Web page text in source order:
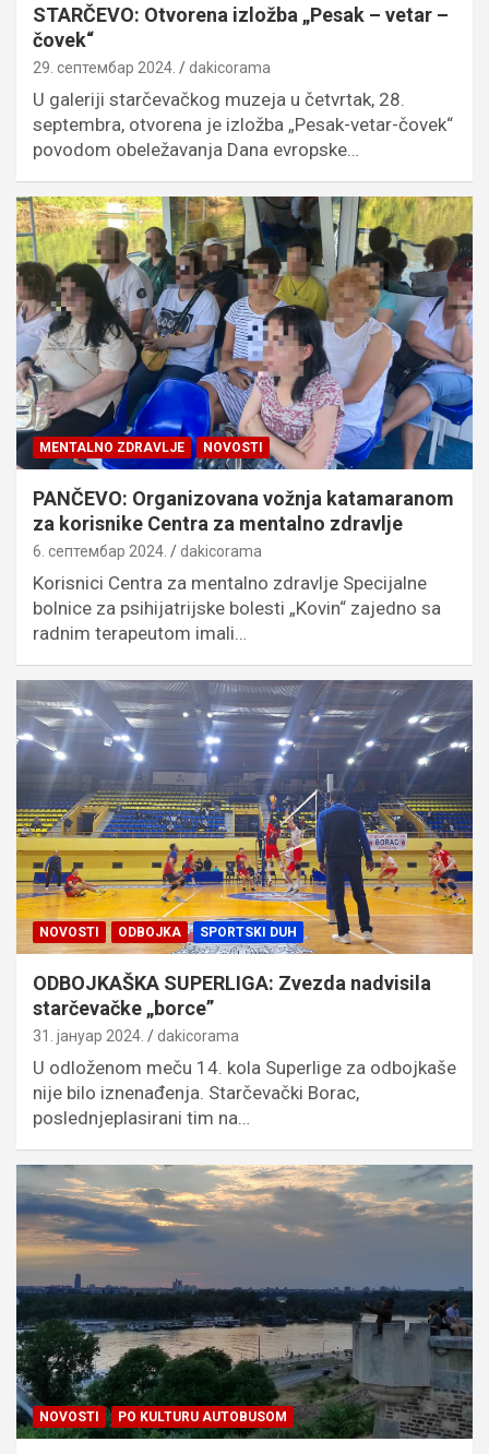
STARČEVO: Otvorena izložba „Pesak – vetar –
čovek“
29. септембар 2024. dakicorama
U galeriji starčevačkog muzeja u četvrtak, 28.
septembra, otvorena je izložba „Pesak-vetar-čovek“
povodom obeležavanja Dana evropske…
MENTALNO ZDRAVLJE NOVOSTI
PANČEVO: Organizovana vožnja katamaranom
za korisnike Centra za mentalno zdravlje
6. септембар 2024. dakicorama
Korisnici Centra za mentalno zdravlje Specijalne
bolnice za psihijatrijske bolesti „Kovin“ zajedno sa
radnim terapeutom imali…
NOVOSTI ODBOJKA SPORTSKI DUH
ODBOJKAŠKA SUPERLIGA: Zvezda nadvisila
starčevačke „borce”
31. јануар 2024. dakicorama
U odloženom meču 14. kola Superlige za odbojkaše
nije bilo iznenađenja. Starčevački Borac,
poslednjeplasirani tim na…
NOVOSTI PO KULTURU AUTOBUSOM